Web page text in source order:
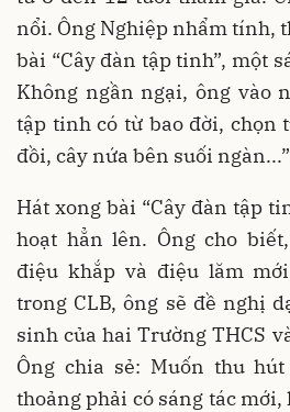
nổi. Ông Nghiệp nhẩm tính,
bài “Cây đàn tập tinh”, một
Không ngần ngại, ông vào
tập tinh có từ bao đời, chọn
đồi, cây nứa bên suối
Hát xong bài “Cây đàn tập
hoạt hẳn lên. Ông cho
điệu khắp và điệu lăm
trong CLB, ông sẽ đề nghị
sinh của hai Trường THCS
Ông chia sẻ: Muốn thu
thoảng phải có sáng tác